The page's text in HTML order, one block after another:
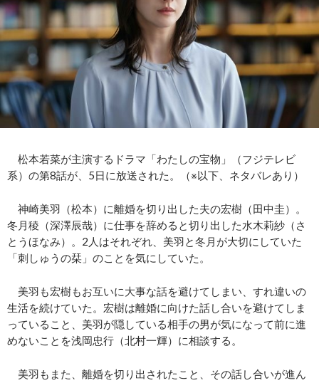
松本若菜が主演するドラマ「わたしの宝物」（フジテレビ
系）の第8話が、5日に放送された。（※以下、ネタバレあり）
神崎美羽（松本）に離婚を切り出した夫の宏樹（田中圭）。
冬月稜（深澤辰哉）に仕事を辞めると切り出した水木莉紗（さ
とうほなみ）。2人はそれぞれ、美羽と冬月が大切にしていた
「刺しゅうの栞」のことを気にしていた。
美羽も宏樹もお互いに大事な話を避けてしまい、すれ違いの
生活を続けていた。宏樹は離婚に向けた話し合いを避けてしま
っていること、美羽が隠している相手の男が気になって前に進
めないことを浅岡忠行（北村一輝）に相談する。
美羽もまた、離婚を切り出されたこと、その話し合いが進ん